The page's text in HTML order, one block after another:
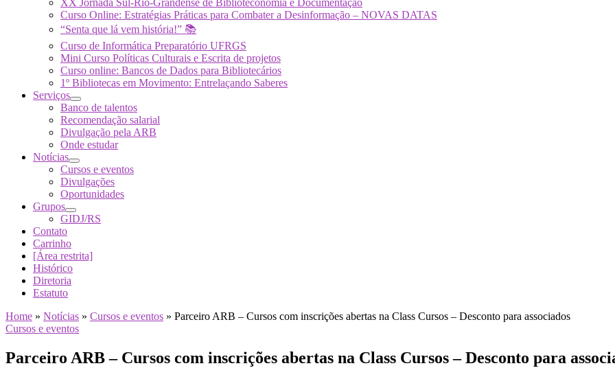
XX Jornada Sul-Rio-Grandense de Biblioteconomia e Documentação
Curso Online: Estratégias Práticas para Combater a Desinformação – NOVAS DATAS
“Senta que lá vem história!” 📚
Curso de Informática Preparatório UFRGS
Mini Curso Políticas Culturais e Escrita de projetos
Curso online: Bancos de Dados para Bibliotecários
1º Bibliotecas em Movimento: Entrelaçando Saberes
Serviços
Banco de talentos
Recomendação salarial
Divulgação pela ARB
Onde estudar
Notícias
Cursos e eventos
Divulgações
Oportunidades
Grupos
GIDJ/RS
Contato
Carrinho
[Área restrita]
Histórico
Diretoria
Estatuto
Home » Notícias » Cursos e eventos » Parceiro ARB – Cursos com inscrições abertas na Class Cursos – Desconto para associados
Cursos e eventos
Parceiro ARB – Cursos com inscrições abertas na Class Cursos – Desconto para